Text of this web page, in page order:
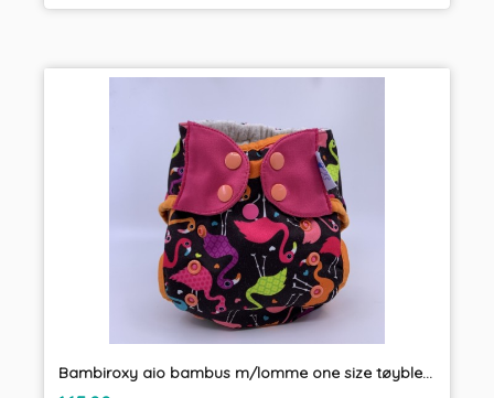
Bambiroxy aio bambus m/lomme one size tøybleie.